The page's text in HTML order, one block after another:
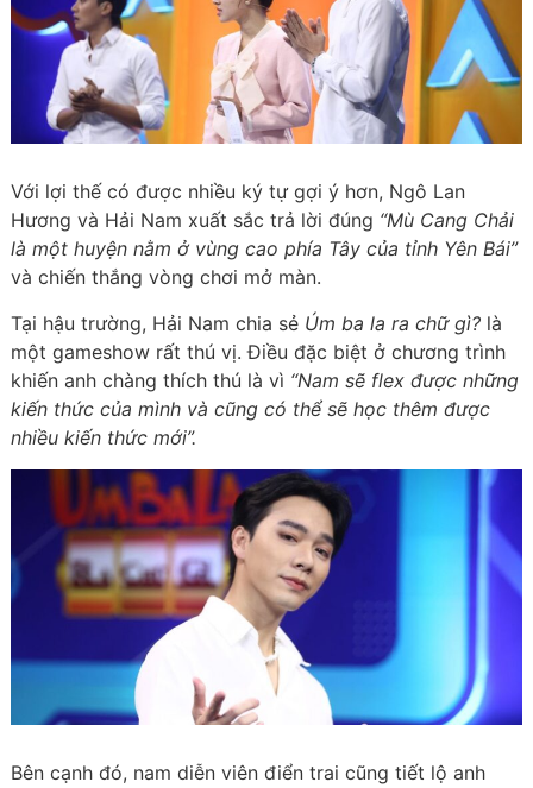
Với lợi thế có được nhiều ký tự gợi ý hơn, Ngô Lan
Hương và Hải Nam xuất sắc trả lời đúng “Mù Cang Chải
là một huyện nằm ở vùng cao phía Tây của tỉnh Yên Bái”
và chiến thắng vòng chơi mở màn.
Tại hậu trường, Hải Nam chia sẻ Úm ba la ra chữ gì?là
một gameshow rất thú vị. Điều đặc biệt ở chương trình
khiến anh chàng thích thú là vì “Nam sẽ flex được những
kiến thức của mình và cũng có thể sẽ học thêm được
nhiều kiến thức mới”.
Bên cạnh đó, nam diễn viên điển trai cũng tiết lộ anh